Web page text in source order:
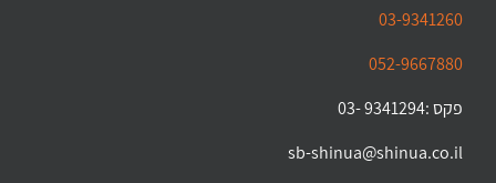
03-9341260
052-9667880
פקס :9341294 -03
sb-shinua@shinua.co.il